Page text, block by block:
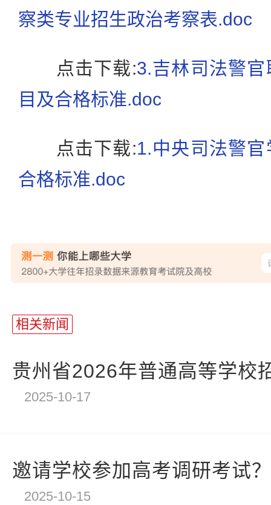
察类专业招生政治考察表.doc
点击下载:3.吉林司法警
目及合格标准.doc
点击下载:1.中央司法警
合格标准.doc
相关新闻
贵州省2026年普通高等学校
2025-10-17
邀请学校参加高考调研考试
2025-10-15